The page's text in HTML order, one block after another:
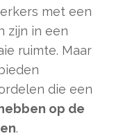
met een
zijn in een
ruimte. Maar
die een
op de
.